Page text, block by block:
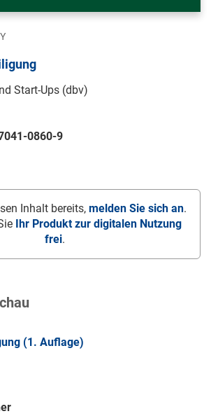
Start-Ups (dbv)
0860-9
Inhalt bereits, melden Sie sich an.
Ihr Produkt zur digitalen Nutzung
frei.
(1. Auflage)